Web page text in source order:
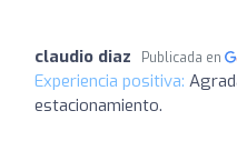
claudio diaz Publicada en
Experiencia positiva:
estacionamiento.